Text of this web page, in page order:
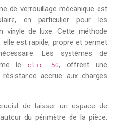
de verrouillage mécanique est
en particulier pour les
vinyle de luxe. Cette méthode
elle est rapide, propre et permet
Les systèmes de
le
clic 5G, offrent une
accrue aux charges
de laisser un espace de
du périmètre de la pièce.